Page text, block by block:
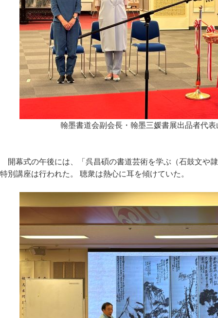
翰墨書道会副会長・翰墨三媛書展出品者代
開幕式の午後には、「呉昌碩の書道芸術を学ぶ（石鼓文や
特別講座は行われた。 聴衆は熱心に耳を傾けていた。